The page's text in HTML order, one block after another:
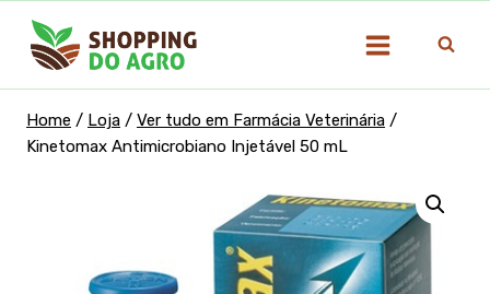
para
Home / Loja / Ver tudo em Farmácia Veterinária /
Kinetomax Antimicrobiano Injetável 50 mL